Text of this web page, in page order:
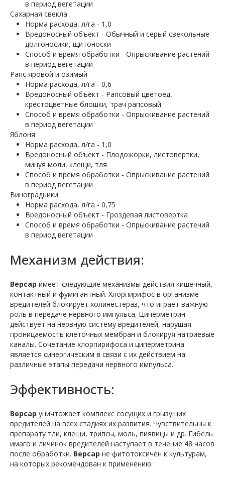
в период вегетации
Сахарная свекла
Норма расхода, л/га - 1,0
Вредоносный объект - Обычный и серый свекольные
долгоносики, щитоноски
Способ и время обработки - Опрыскивание растений
в период вегетации
Рапс яровой и озимый
Норма расхода, л/га - 0,6
Вредоносный объект - Рапсовый цветоед,
крестоцветные блошки, трач рапсовый
Способ и время обработки - Опрыскивание растений
в период вегетации
Яблоня
Норма расхода, л/га - 1,0
Вредоносный объект - Плодожорки, листовертки,
минуя моли, клещи, тля
Способ и время обработки - Опрыскивание растений
в период вегетации
Виноградники
Норма расхода, л/га - 0,75
Вредоносный объект - Гроздевая листовертка
Способ и время обработки - Опрыскивание растений
в период вегетации
Механизм действия:
Версар имеет следующие механизмы действия кишечный,
контактный и фумигантный. Хлорпирифос в организме
вредителей блокирует холинестераз, что играет важную
роль в передаче нервного импульса. Циперметрин
действует на нервную систему вредителей, нарушая
проницаемость клеточных мембран и блокируя натриевые
каналы. Сочетание хлорпирифоса и циперметрина
является синергическим в связи с их действием на
различные этапы передачи нервного импульса.
Эффективность:
Версар уничтожает комплекс сосущих и грызущих
вредителей на всех стадиях их развития. Чувствительны к
препарату тли, клещи, трипсы, моль, пиявицы и др. Гибель
имаго и личинок вредителей наступает в течение 48 часов
после обработки. Версар не фитотоксичен к культурам,
на которых рекомендован к применению.